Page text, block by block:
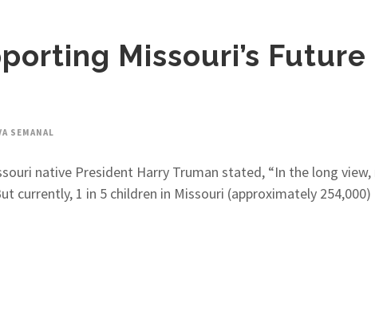
Missouri’s Future
SEMANAL
native President Harry Truman stated, “In the long
currently, 1 in 5 children in Missouri (approximately 254,000)